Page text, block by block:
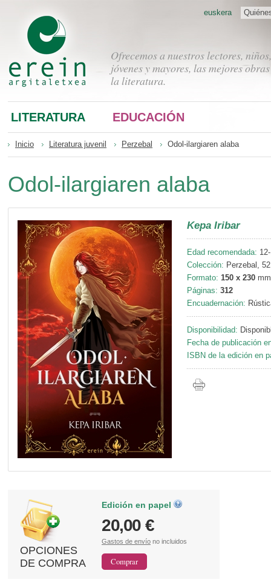
Ofrecemos a nuestros lectores, niños,
jóvenes y mayores, las mejores
la literatura.
euskera
LITERATURA EDUCACIÓN
Inicio Literatura juvenil Perzebal Odol-ilargiaren alaba
Odol-ilargiaren alaba
Kepa Iribar
Edad recomendada:
Colección: Perzebal, 52
Formato: 150 x 230 mm
Páginas: 312
Encuadernación:
Disponibilidad:
Fecha de publicación
ISBN de la edición en
OPCIONES
DE COMPRA
Edición en papel
20,00 €
Gastos de envío no incluidos